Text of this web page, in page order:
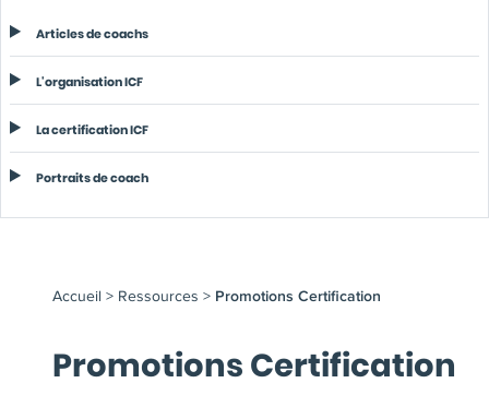
Articles de coachs
L'organisation ICF
La certification ICF
Portraits de coach
Accueil > Ressources > Promotions Certification
Promotions Certification